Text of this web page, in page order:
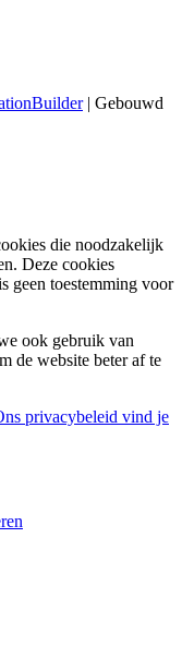
| Gebouwd
die noodzakelijk
Deze cookies
geen toestemming voor
ook gebruik van
de website beter af te
privacybeleid vind je